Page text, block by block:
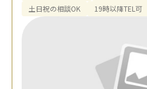
土日祝の相談OK
19時以降TEL可